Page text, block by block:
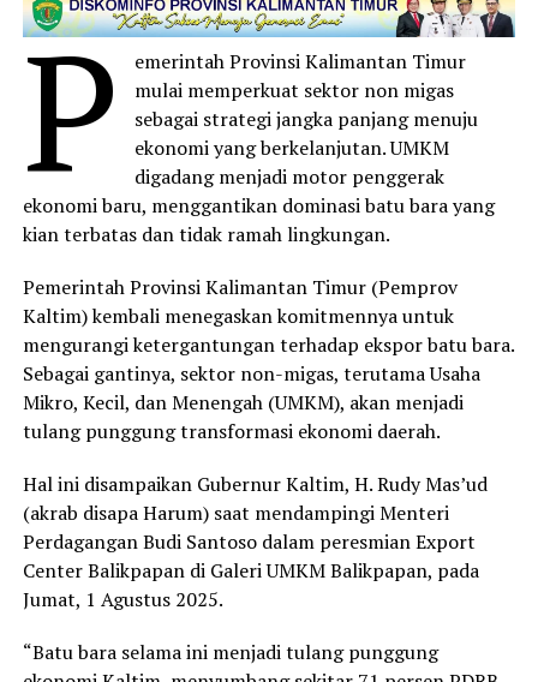
P
emerintah Provinsi Kalimantan Timur
mulai memperkuat sektor non migas
sebagai strategi jangka panjang menuju
ekonomi yang berkelanjutan. UMKM
digadang menjadi motor penggerak
ekonomi baru, menggantikan dominasi batu bara yang
kian terbatas dan tidak ramah lingkungan.
Pemerintah Provinsi Kalimantan Timur (Pemprov
Kaltim) kembali menegaskan komitmennya untuk
mengurangi ketergantungan terhadap ekspor batu bara.
Sebagai gantinya, sektor non-migas, terutama Usaha
Mikro, Kecil, dan Menengah (UMKM), akan menjadi
tulang punggung transformasi ekonomi daerah.
Hal ini disampaikan Gubernur Kaltim, H. Rudy Mas’ud
(akrab disapa Harum) saat mendampingi Menteri
Perdagangan Budi Santoso dalam peresmian Export
Center Balikpapan di Galeri UMKM Balikpapan, pada
Jumat, 1 Agustus 2025.
“Batu bara selama ini menjadi tulang punggung